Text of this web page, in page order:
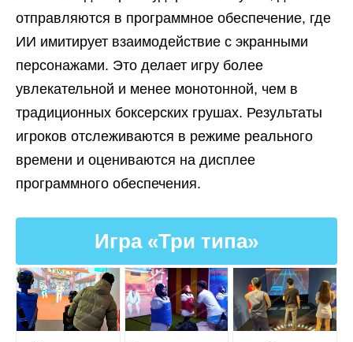
отправляются в программное обеспечение, где
ИИ имитирует взаимодействие с экранными
персонажами. Это делает игру более
увлекательной и менее монотонной, чем в
традиционных боксерских грушах. Результаты
игроков отслеживаются в режиме реального
времени и оцениваются на дисплее
программного обеспечения.
Игра «Три типа»